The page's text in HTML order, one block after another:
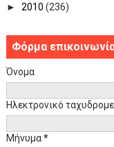
► 2010 (236)
Φόρμα
Όνομα
Ηλεκτρονικό
Μήνυμα*